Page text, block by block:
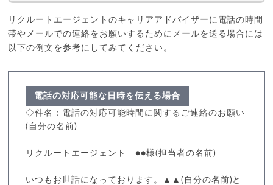
リクルートエージェントのキャリアアドバイザーに電話の時間
帯やメールでの連絡をお願いするためにメールを送る場合には
以下の例文を参考にしてみてください。
電話の対応可能な日時を伝える場合
◇件名：電話の対応可能時間に関するご連絡のお願い
(自分の名前)
リクルートエージェント ●●様(担当者の名前)
いつもお世話になっております。▲▲(自分の名前)と